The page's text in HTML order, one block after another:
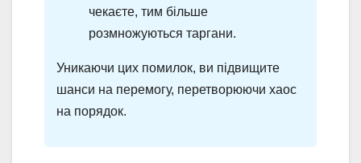
чекаєте, тим більше
розмножуються таргани.
Уникаючи цих помилок, ви підвищите
шанси на перемогу, перетворюючи хаос
на порядок.